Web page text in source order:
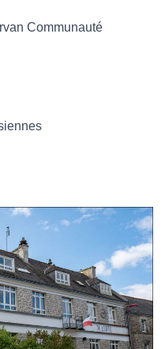
Communauté